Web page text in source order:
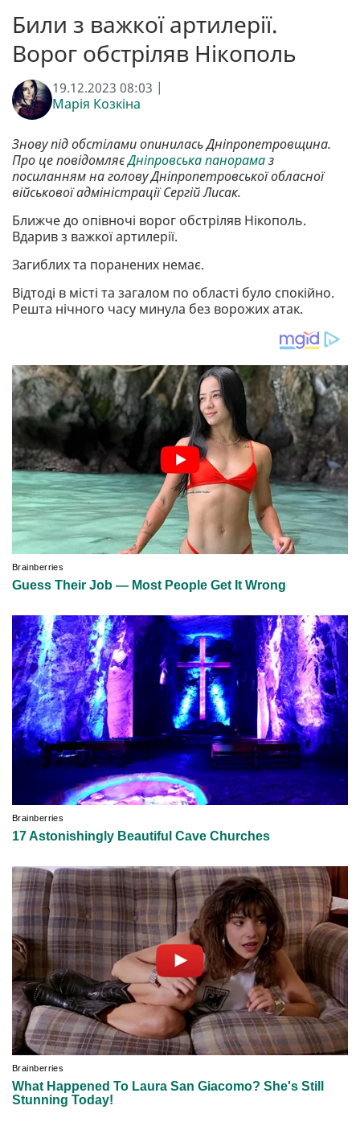
Били з важкої артилерії.
Ворог обстріляв Нікополь
19.12.2023 08:03 |
Марія Козкіна
Знову під обстілами опинилась Дніпропетровщина.
Про це повідомляєДніпровська панорамаз
посиланням на голову Дніпропетровської обласної
військової адміністрації Сергій Лисак.
Ближче до опівночі ворог обстріляв Нікополь.
Вдарив з важкої артилерії.
Загиблих та поранених немає.
Відтоді в місті та загалом по області було спокійно.
Решта нічного часу минула без ворожих атак.